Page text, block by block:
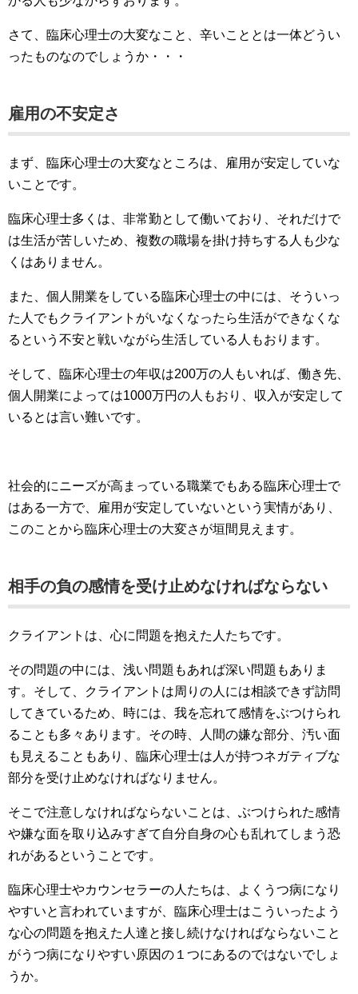
さて、臨床心理士の大変なこと、辛いこととは一体どうい
ったものなのでしょうか・・・
雇用の不安定さ
まず、臨床心理士の大変なところは、雇用が安定していな
いことです。
臨床心理士多くは、非常勤として働いており、それだけで
は生活が苦しいため、複数の職場を掛け持ちする人も少な
くはありません。
また、個人開業をしている臨床心理士の中には、そういっ
た人でもクライアントがいなくなったら生活ができなくな
るという不安と戦いながら生活している人もおります。
そして、臨床心理士の年収は200万の人もいれば、働き先、
個人開業によっては1000万円の人もおり、収入が安定して
いるとは言い難いです。
社会的にニーズが高まっている職業でもある臨床心理士で
はある一方で、雇用が安定していないという実情があり、
このことから臨床心理士の大変さが垣間見えます。
相手の負の感情を受け止めなければならない
クライアントは、心に問題を抱えた人たちです。
その問題の中には、浅い問題もあれば深い問題もありま
す。そして、クライアントは周りの人には相談できず訪問
してきているため、時には、我を忘れて感情をぶつけられ
ることも多々あります。その時、人間の嫌な部分、汚い面
も見えることもあり、臨床心理士は人が持つネガティブな
部分を受け止めなければなりません。
そこで注意しなければならないことは、ぶつけられた感情
や嫌な面を取り込みすぎて自分自身の心も乱れてしまう恐
れがあるということです。
臨床心理士やカウンセラーの人たちは、よくうつ病になり
やすいと言われていますが、臨床心理士はこういったよう
な心の問題を抱えた人達と接し続けなければならないこと
がうつ病になりやすい原因の１つにあるのではないでしょ
うか。